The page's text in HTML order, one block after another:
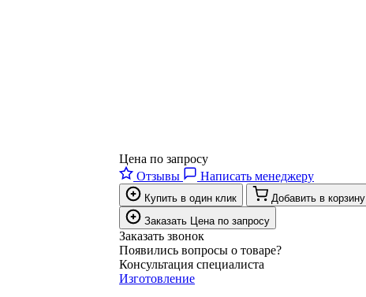
Цена по запросу
Отзывы
Написать менеджеру
Купить в один клик
Добавить в корзину
Заказать Цена по запросу
Заказать звонок
Появились вопросы о товаре?
Консультация специалиста
Изготовление